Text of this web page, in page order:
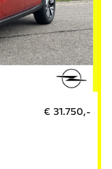
€ 31.750,-